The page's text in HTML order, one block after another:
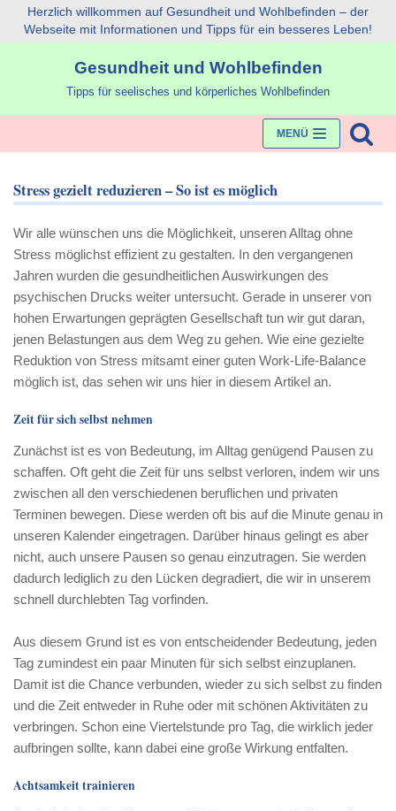
Zum
Herzlich willkommen auf Gesundheit und Wohlbefinden – der
Webseite mit Informationen und Tipps für ein besseres Leben!
Gesundheit und Wohlbefinden
Tipps für seelisches und körperliches Wohlbefinden
MENÜ
Stress gezielt reduzieren – So ist es möglich
Wir alle wünschen uns die Möglichkeit, unseren Alltag ohne
Stress möglichst effizient zu gestalten. In den vergangenen
Jahren wurden die gesundheitlichen Auswirkungen des
psychischen Drucks weiter untersucht. Gerade in unserer von
hohen Erwartungen geprägten Gesellschaft tun wir gut daran,
jenen Belastungen aus dem Weg zu gehen. Wie eine gezielte
Reduktion von Stress mitsamt einer guten Work-Life-Balance
möglich ist, das sehen wir uns hier in diesem Artikel an.
Zeit für sich selbst nehmen
Zunächst ist es von Bedeutung, im Alltag genügend Pausen zu
schaffen. Oft geht die Zeit für uns selbst verloren, indem wir uns
zwischen all den verschiedenen beruflichen und privaten
Terminen bewegen. Diese werden oft bis auf die Minute genau in
unseren Kalender eingetragen. Darüber hinaus gelingt es aber
nicht, auch unsere Pausen so genau einzutragen. Sie werden
dadurch lediglich zu den Lücken degradiert, die wir in unserem
schnell durchlebten Tag vorfinden.
Aus diesem Grund ist es von entscheidender Bedeutung, jeden
Tag zumindest ein paar Minuten für sich selbst einzuplanen.
Damit ist die Chance verbunden, wieder zu sich selbst zu finden
und die Zeit entweder in Ruhe oder mit schönen Aktivitäten zu
verbringen. Schon eine Viertelstunde pro Tag, die wirklich jeder
aufbringen sollte, kann dabei eine große Wirkung entfalten.
Achtsamkeit trainieren